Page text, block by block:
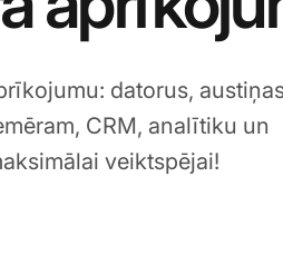
datorus,
CRM, analītiku un
veiktspējai!